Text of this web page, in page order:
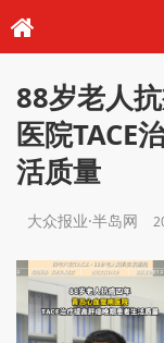
88岁老人
医院TACE
活质量
大众报业·半岛网